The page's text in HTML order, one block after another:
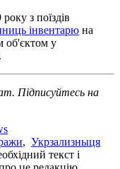
з поїздів
інвентарю на
об'єктом у
Підписуйтесь на
, Укрзализныця
текст і